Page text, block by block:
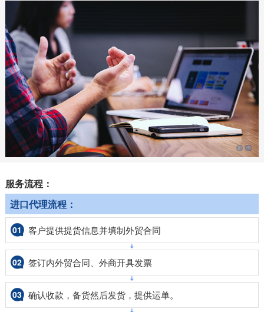
服务流程：
进口代理流程：
01 客户提供提货信息并填制外贸合同
02 签订内外贸合同、外商开具发票
03 确认收款，备货然后发货，提供运单。